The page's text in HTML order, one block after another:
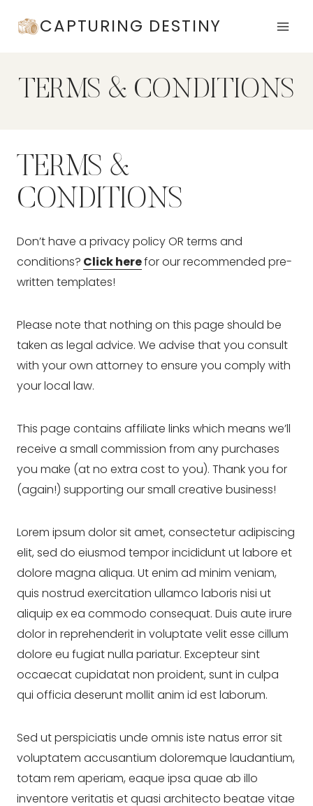
CAPTURING DESTINY
TERMS & CONDITIONS
TERMS &
CONDITIONS
Don’t have a privacy policy OR terms and
conditions? Click herefor our recommended pre-
written templates!
Please note that nothing on this page should be
taken as legal advice. We advise that you consult
with your own attorney to ensure you comply with
your local law.
This page contains affiliate links which means we’ll
receive a small commission from any purchases
you make (at no extra cost to you). Thank you for
(again!) supporting our small creative business!
Lorem ipsum dolor sit amet, consectetur adipiscing
elit, sed do eiusmod tempor incididunt ut labore et
dolore magna aliqua. Ut enim ad minim veniam,
quis nostrud exercitation ullamco laboris nisi ut
aliquip ex ea commodo consequat. Duis aute irure
dolor in reprehenderit in voluptate velit esse cillum
dolore eu fugiat nulla pariatur. Excepteur sint
occaecat cupidatat non proident, sunt in culpa
qui officia deserunt mollit anim id est laborum.
Sed ut perspiciatis unde omnis iste natus error sit
voluptatem accusantium doloremque laudantium,
totam rem aperiam, eaque ipsa quae ab illo
inventore veritatis et quasi architecto beatae vitae